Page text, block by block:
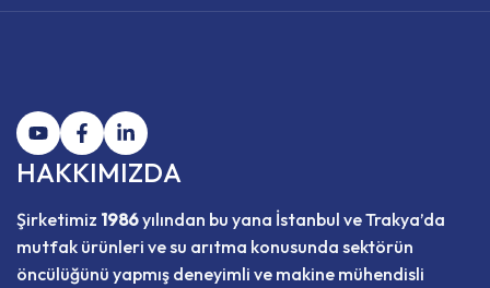
HAKKIMIZDA
Şirketimiz 1986yılından bu yana İstanbul ve Trakya’da
mutfak ürünleri ve su arıtma konusunda sektörün
öncülüğünü yapmış deneyimli ve makine mühendisli